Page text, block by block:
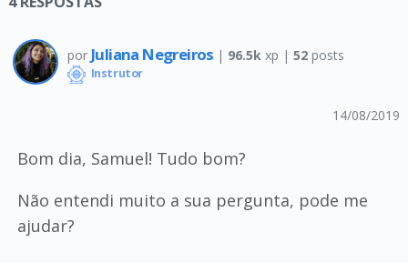
por Juliana Negreiros | 96.5k xp |52 posts
Instrutor
14/08/2019
Bom dia, Samuel! Tudo bom?
Não entendi muito a sua pergunta, pode me
ajudar?